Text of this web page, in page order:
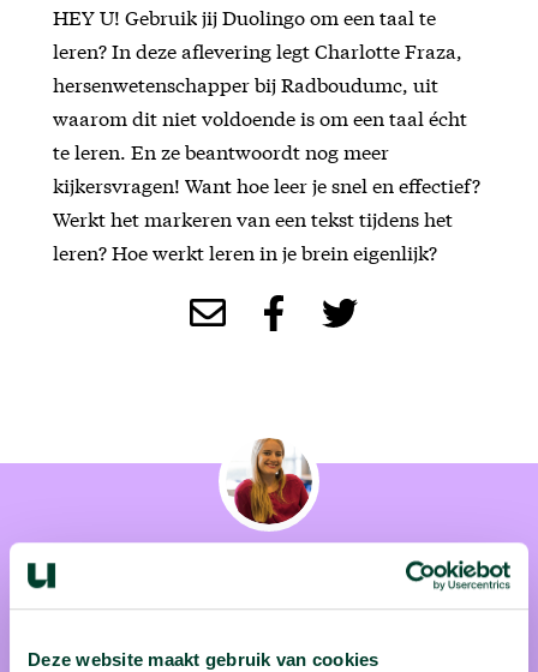
Deze website maakt gebruik van cookies
HEY U! Gebruik jij Duolingo om een taal te
leren? In deze aflevering legt Charlotte Fraza,
hersenwetenschapper bij Radboudumc, uit
waarom dit niet voldoende is om een taal écht
te leren. En ze beantwoordt nog meer
kijkersvragen! Want hoe leer je snel en effectief?
Werkt het markeren van een tekst tijdens het
leren? Hoe werkt leren in je brein eigenlijk?